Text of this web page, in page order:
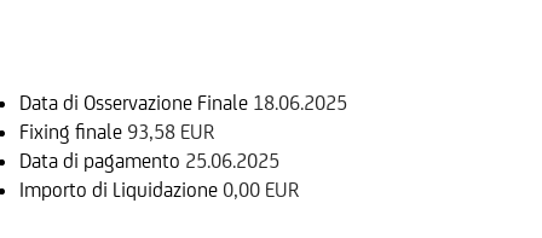
Data di Osservazione Finale 18.06.2025
Fixing finale 93,58 EUR
Data di pagamento 25.06.2025
Importo di Liquidazione 0,00 EUR